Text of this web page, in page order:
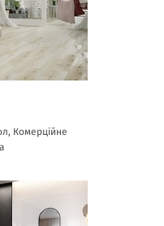
Комерційне